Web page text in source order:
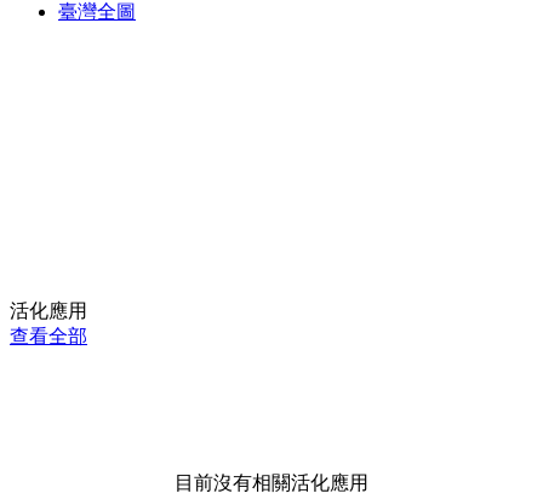
臺灣全圖
活化應用
查看全部
目前沒有相關活化應用